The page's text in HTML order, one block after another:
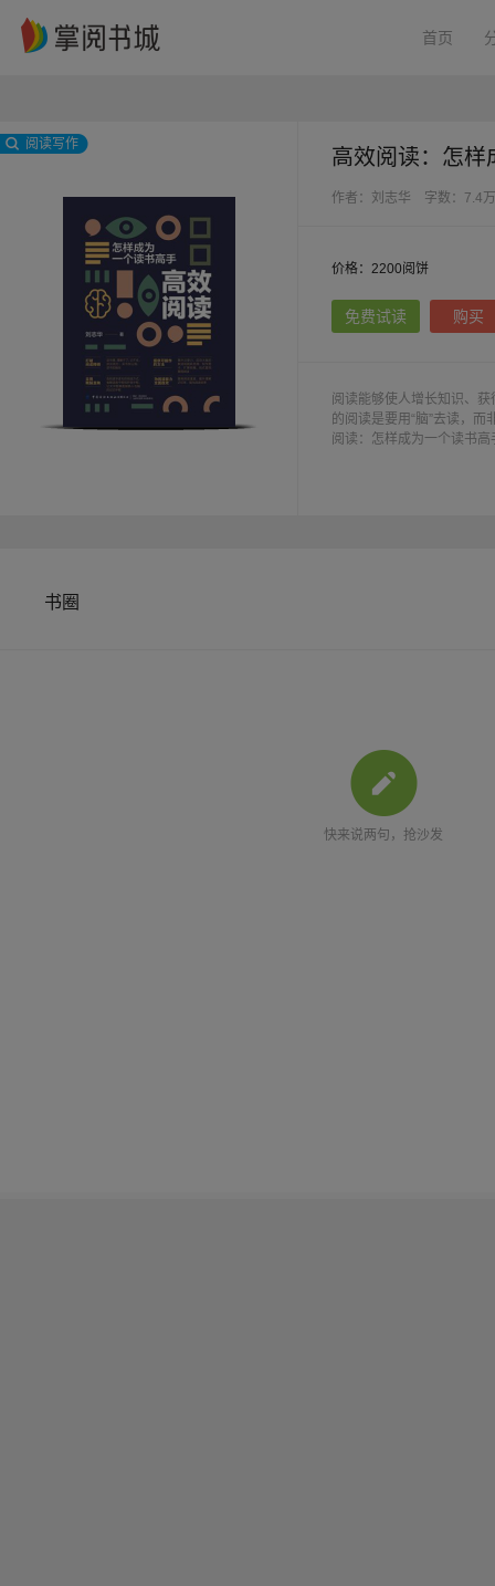
首页
阅读写作
高效阅读：怎样
作者：刘志华 字数：7.4
价格：2200阅饼
免费试读 购买
阅读能够使人增长知识、
的阅读是要用“脑”去读，
阅读：怎样成为一个读书
书圈
快来说两句，抢沙发